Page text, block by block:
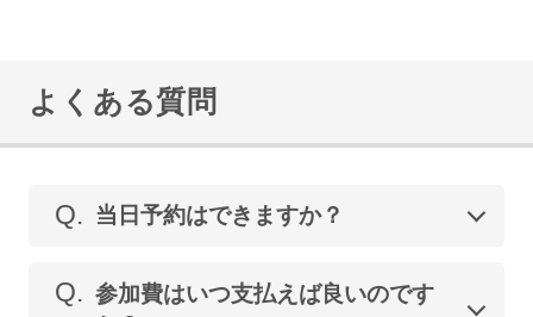
よくある質問
Q. 当日予約はできますか？
Q. 参加費はいつ支払えば良いのです